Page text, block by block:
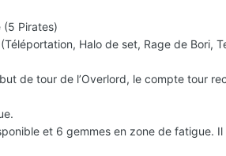
(5 Pirates)
Halo de set, Rage de Bori,
de tour de l’Overlord, le compte tour
et 6 gemmes en zone de fatigue.